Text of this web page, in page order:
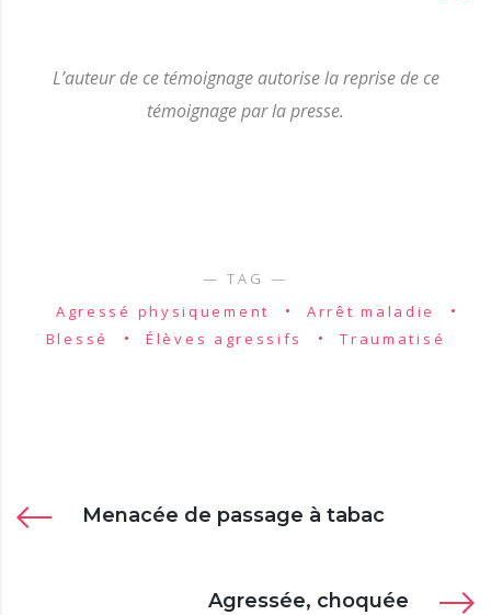
L’auteur de ce témoignage autorise la reprise de ce
témoignage par la presse.
Agressé physiquement
Arrêt maladie
Blessé
Élèves agressifs Traumatisé
Menacée de passage à tabac
Agressée, choquée